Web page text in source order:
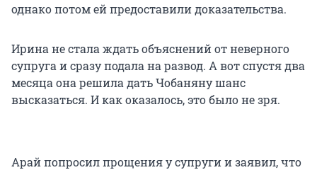
однако потом ей предоставили доказательства.
Ирина не стала ждать объяснений от неверного
супруга и сразу подала на развод. А вот спустя два
месяца она решила дать Чобаняну шанс
высказаться. И как оказалось, это было не зря.
Арай попросил прощения у супруги и заявил, что